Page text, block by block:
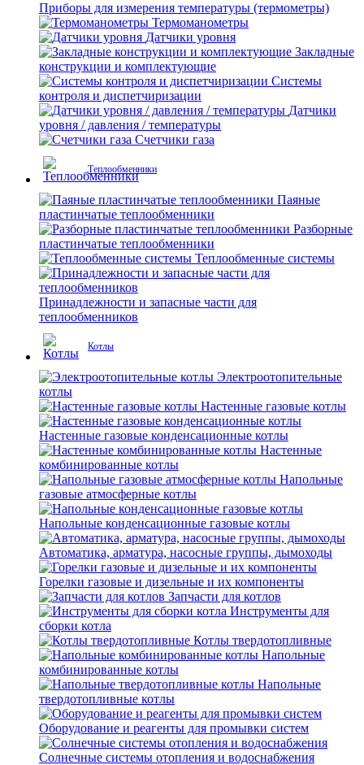
Приборы для измерения температуры (термометры)
Термоманометры
Датчики уровня
Закладные
конструкции и комплектующие
Системы
контроля и диспетчиризации
Датчики
уровня / давления / температуры
Счетчики газа
Теплообменники
Паяные
пластинчатые теплообменники
Разборные
пластинчатые теплообменники
Теплообменные системы
Принадлежности и запасные части для
теплообменников
Котлы
Электроотопительные
котлы
Настенные газовые котлы
Настенные газовые конденсационные котлы
Настенные
комбинированные котлы
Напольные
газовые атмосферные котлы
Напольные конденсационные газовые котлы
Автоматика, арматура, насосные группы, дымоходы
Горелки газовые и дизельные и их компоненты
Запчасти для котлов
Инструменты для
сборки котла
Котлы твердотопливные
Напольные
комбинированные котлы
Напольные
твердотопливные котлы
Оборудование и реагенты для промывки систем
Солнечные системы отопления и водоснабжения